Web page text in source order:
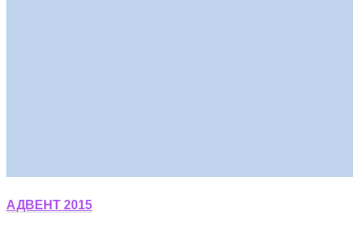
АДВЕНТ 2015